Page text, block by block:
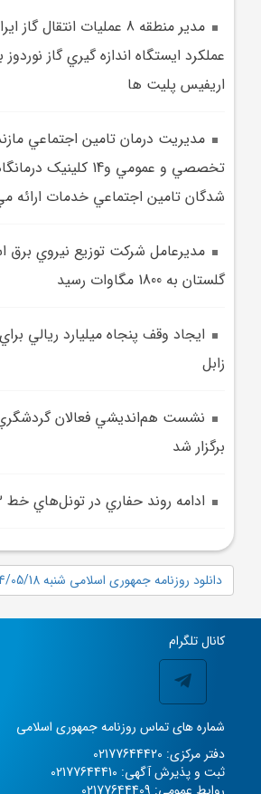
مدير منطقه 8 عمليات انتقال
عملكرد ايستگاه اندازه گيري گاز
اريفيس پليت ها
تخصصي و عمومي و14
شدگان تامين اجتماعي خدمات ارائه
مديرعامل شرکت توزيع نيروي برق
گلستان به 1800 مگاوات رسيد
ايجاد وقف پنجاه ميليارد ريالي
زابل
نشست هم‌انديشي فعالان
برگزار شد
ادامه روند حفاري در تونل‌هاي خط 3 و 4 مترو مشهد
دانلود روزنامه جمهوری اسلامی شنبه 1404/05/18 شماره 13154
کانال تلگرام
شماره های تماس روزنامه جمهوری اسلامی
دفتر مرکزی: 02177644420
ثبت و پذیرش آگهی: 02177644410